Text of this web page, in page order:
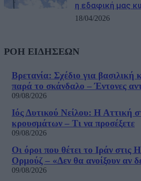
η εδαφική μας
18/04/2026
ΡΟΗ ΕΙΔΗΣΕΩΝ
Βρετανία: Σχέδιο για βασιλική
παρά το σκάνδαλο – Έντονες
09/08/2026
Ιός Δυτικού Νείλου: Η Αττική
κρουσμάτων – Τι να προσέξετε
09/08/2026
Οι όροι που θέτει το Ιράν
Ορμούζ – «Δεν θα ανοίξουν αν
09/08/2026